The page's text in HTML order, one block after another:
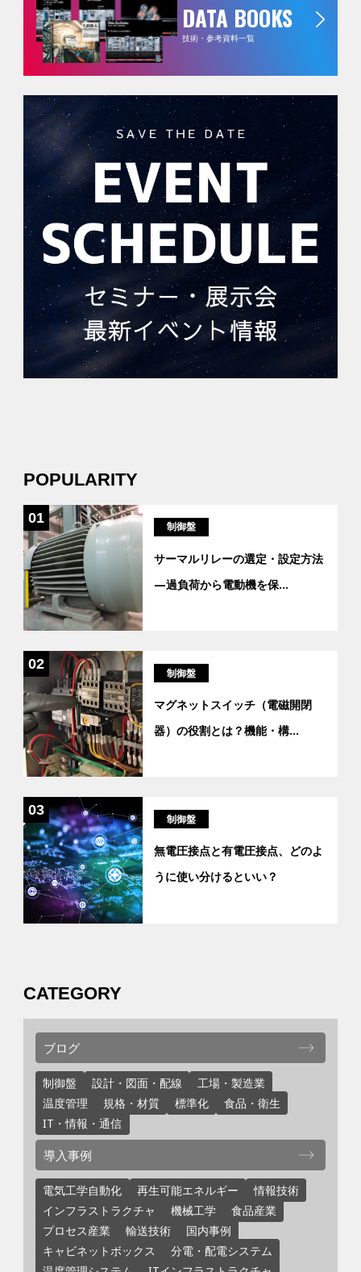
DATA BOOKS
技術・参考資料一覧
POPULARITY
01
制御盤
サーマルリレーの選定・設定方法
―過負荷から電動機を保...
02
制御盤
マグネットスイッチ（電磁開閉
器）の役割とは？機能・構...
03
制御盤
無電圧接点と有電圧接点、どのよ
うに使い分けるといい？
CATEGORY
ブログ
制御盤 設計・図面・配線
工場・製造業
温度管理
規格・材質 標準化
食品・衛生
IT・情報・通信
導入事例
電気工学自動化 再生可能エネルギー
情報技術
インフラストラクチャ
機械工学
食品産業
プロセス産業
輸送技術
国内事例
キャビネットボックス
分電・配電システム